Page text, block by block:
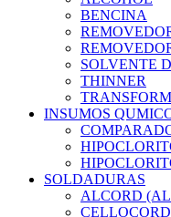
BENCINA
SOLVENTE
THINNER
INSUMOS
SOLDADURAS
ALCORD
CELLOCORD